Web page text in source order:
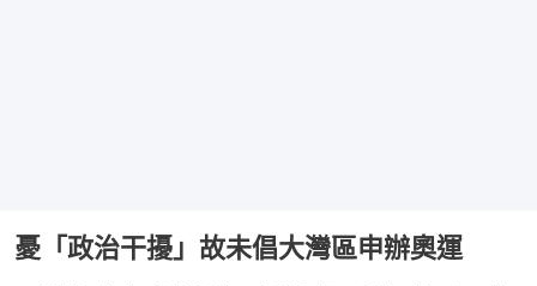
憂「政治干擾」故未倡大灣區申辦奧運